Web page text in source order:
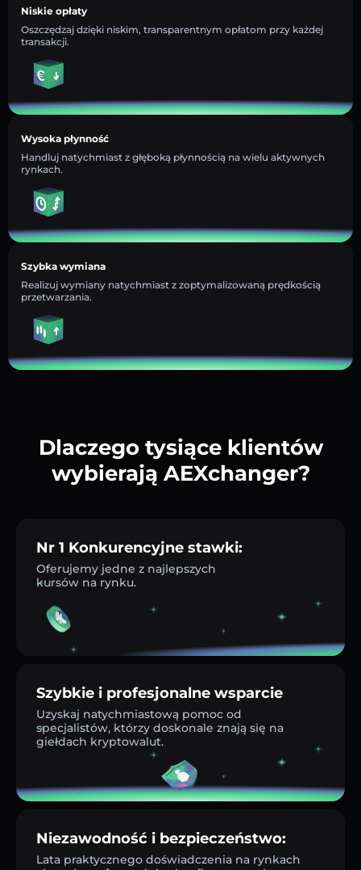
Niskie opłaty
Oszczędzaj dzięki niskim, transparentnym opłatom przy każdej
transakcji.
Wysoka płynność
Handluj natychmiast z głęboką płynnością na wielu aktywnych
rynkach.
Szybka wymiana
Realizuj wymiany natychmiast z zoptymalizowaną prędkością
przetwarzania.
Dlaczego tysiące klientów
wybierają AEXchanger?
Nr 1 Konkurencyjne stawki:
Oferujemy jedne z najlepszych
kursów na rynku.
Szybkie i profesjonalne wsparcie
Uzyskaj natychmiastową pomoc od
specjalistów, którzy doskonale znają się na
giełdach kryptowalut.
Niezawodność i bezpieczeństwo:
Lata praktycznego doświadczenia na rynkach